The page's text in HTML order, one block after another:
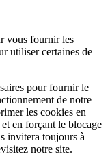
vous fournir les
utiliser certaines de
pour fournir le
de notre
les cookies en
en forçant le blocage
invitera toujours à
notre site.